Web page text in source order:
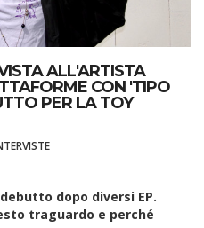
ALL'ARTISTA
CON 'TIPO
PER LA TOY
dopo diversi EP.
traguardo e perché